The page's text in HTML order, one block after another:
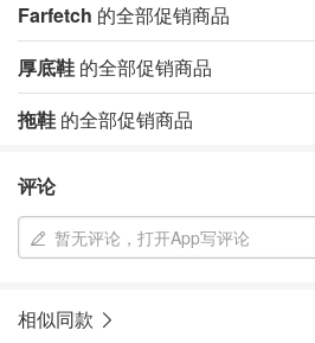
Farfetch 的全部促销商品
厚底鞋 的全部促销商品
拖鞋 的全部促销商品
评论
暂无评论，打开App写评论
相似同款